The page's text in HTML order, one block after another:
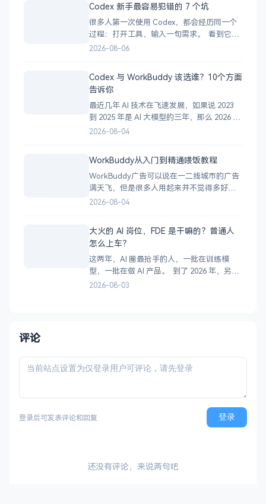
验收。 过去，想做一个网站或小工具，往往
要先学很久编程。 现在，你可
Codex 新手最容易犯错的 7 个坑
很多人第一次使用 Codex，都会经历同一个
过程：打开工具，输入一句需求。 看到它开
始疯狂修改文件，感觉自己马上就要做出一
问题出在哪里。 这不一定是 Codex 不够强，
很多时候，是你的使用方式有问题。
2026-08-06
Codex 与 WorkBuddy 该选谁？10个方面
告诉你
最近几年 AI 技术在飞速发展，如果说 2023
到 2025 年是 AI 大模型的三年，那么 2026 年
毫无疑问是 AI 智能体的一年。 许多人在学习
WorkBuddy，我到底该选哪一个？” 一、
2026-08-04
WorkBuddy从入门到精通喂饭教程
WorkBuddy广告可以说在一二线城市的广告
满天飞，但是很多人用起来并不觉得多好
用，甚至WorkBuddy使用量不到百分之五，
WorkBuddy到底能干什么？怎么用好
WorkBuddy。 第1章 WorkBu
2026-08-04
大火的 AI 岗位，FDE 是干嘛的？普通人
怎么上车？
这两年，AI 圈最抢手的人，一批在训练模
型，一批在做 AI 产品。 到了 2026 年，另一
个岗位突然冲了出来：FDE。 它的全称是
2026-08-03
评论
登录后可发表评论和回复 登录
还没有评论，来说两句吧